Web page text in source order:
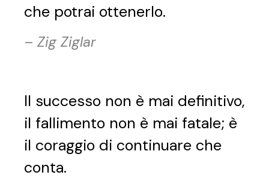
che potrai ottenerlo.
– Zig Ziglar
Il successo non è mai definitivo,
il fallimento non è mai fatale; è
il coraggio di continuare che
conta.